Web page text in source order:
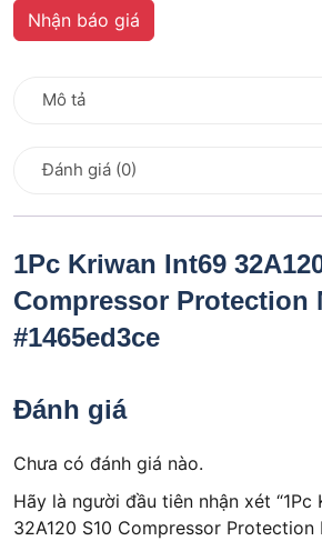
Nhận báo giá
Mô tả
Đánh giá (0)
1Pc Kriwan Int69
Compressor Protection
#1465ed3ce
Đánh giá
Chưa có đánh giá nào.
Hãy là người đầu tiên nhận xét “1Pc
32A120 S10 Compressor Protection